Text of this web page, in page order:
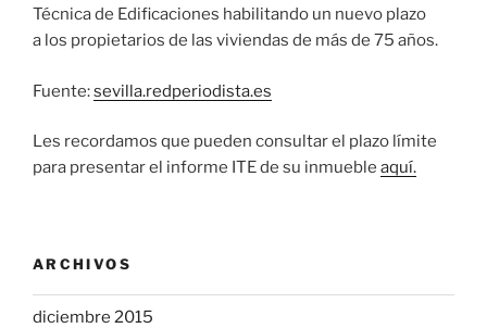
Téc­ni­ca de Edi­fi­ca­cio­nes ha­bi­li­tan­do un nue­vo pla­zo
a los pro­pie­ta­rios de las vi­vien­das de más de 75 años.
Fuen­te:sevilla.redperiodista.es
Les re­cor­da­mos que pue­den con­sul­tar el pla­zo lí­mi­te
pa­ra pre­sen­tar el in­for­me ITE de su in­mue­ble aquí.
ARCHIVOS
diciembre 2015